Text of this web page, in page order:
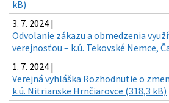
kB)
3. 7. 2024 |
Odvolanie zákazu a obmedzenia
verejnosťou – k.ú. Tekovské Nemce,
1. 7. 2024 |
Verejná vyhláška Rozhodnutie o
k.ú. Nitrianske Hrnčiarovce (318,3 kB)